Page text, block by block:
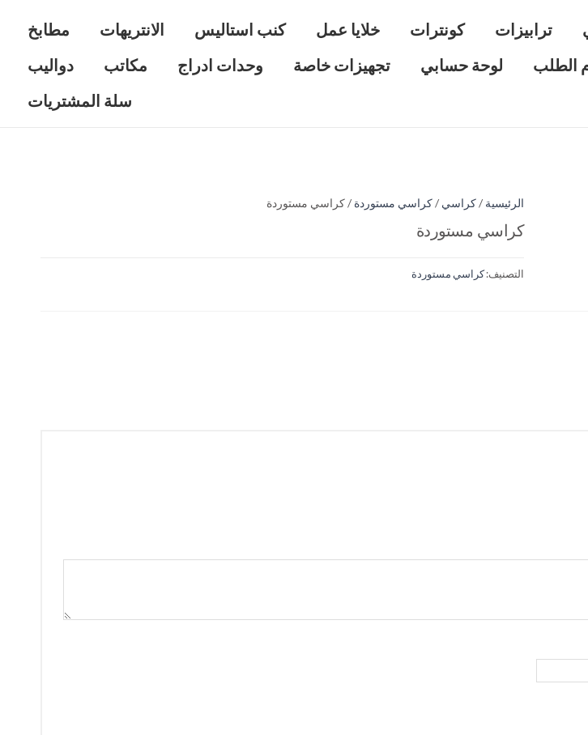
مطابخ الانتريهات كنب استاليس خلايا عمل كونترات ترابيزات
دواليب
مكاتب وحدات ادراج تجهيزات خاصة لوحة حسابي
الطلب
سلة المشتريات
الرئيسية /كراسي /كراسي مستوردة / كراسي مستوردة
كراسي مستوردة
التصنيف:كراسي مستوردة